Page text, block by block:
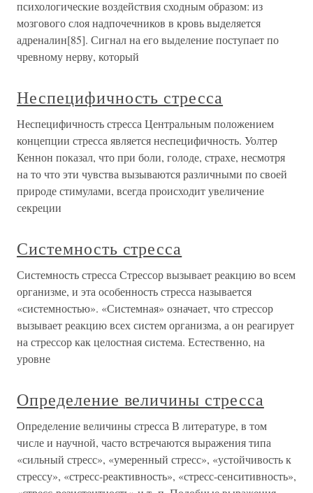
психологические воздействия сходным образом: из
мозгового слоя надпочечников в кровь выделяется
адреналин[85]. Сигнал на его выделение поступает по
чревному нерву, который
Неспецифичность стресса
Неспецифичность стресса Центральным положением
концепции стресса является неспецифичность. Уолтер
Кеннон показал, что при боли, голоде, страхе, несмотря
на то что эти чувства вызываются различными по своей
природе стимулами, всегда происходит увеличение
секреции
Системность стресса
Системность стресса Стрессор вызывает реакцию во всем
организме, и эта особенность стресса называется
«системностью». «Системная» означает, что стрессор
вызывает реакцию всех систем организма, а он реагирует
на стрессор как целостная система. Естественно, на
уровне
Определение величины стресса
Определение величины стресса В литературе, в том
числе и научной, часто встречаются выражения типа
«сильный стресс», «умеренный стресс», «устойчивость к
стрессу», «стресс-реактивность», «стресс-сенситивность»,